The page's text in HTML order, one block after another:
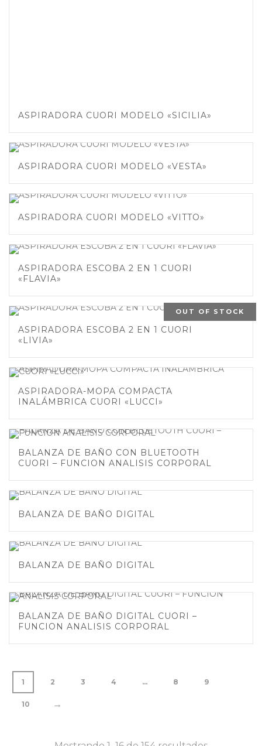
ASPIRADORA CUORI MODELO «SICILIA»
ASPIRADORA CUORI MODELO «VESTA»
ASPIRADORA CUORI MODELO «VITTO»
ASPIRADORA ESCOBA 2 EN 1 CUORI
«FLAVIA»
OUT OF STOCK
ASPIRADORA ESCOBA 2 EN 1 CUORI
«LIVIA»
ASPIRADORA-MOPA COMPACTA
INALÁMBRICA CUORI «LUCCI»
BALANZA DE BAÑO CON BLUETOOTH
CUORI – FUNCION ANALISIS CORPORAL
BALANZA DE BAÑO DIGITAL
BALANZA DE BAÑO DIGITAL
BALANZA DE BAÑO DIGITAL CUORI –
FUNCION ANALISIS CORPORAL
1 2 3 4 … 8 9
10 →